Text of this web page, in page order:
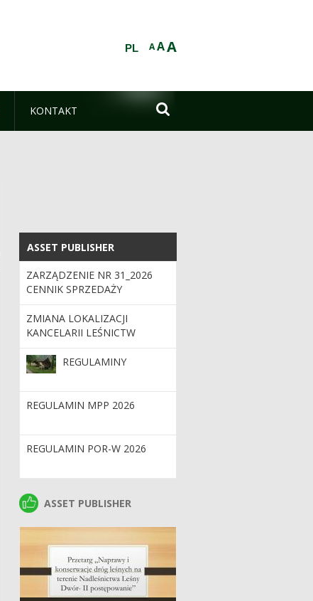
AAA
PL
KONTAKT 
ASSET PUBLISHER
ASSET PUBLISHER
ZARZĄDZENIE NR 31_2026
CENNIK SPRZEDAŻY
DETALICZNEJ DREWNA
ZMIANA LOKALIZACJI
KANCELARII LEŚNICTW
DĘBNICA I BORZĘCINKO
REGULAMINY
REGULAMIN MPP 2026
REGULAMIN POR-W 2026
ASSET PUBLISHER
ASSET PUBLISHER